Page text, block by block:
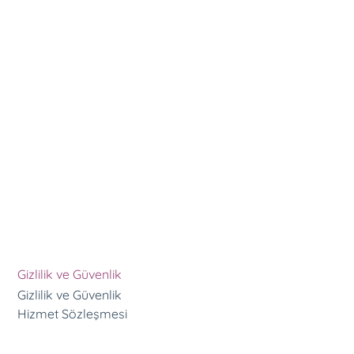
Gizlilik ve Güvenlik
Gizlilik ve Güvenlik
Hizmet Sözleşmesi